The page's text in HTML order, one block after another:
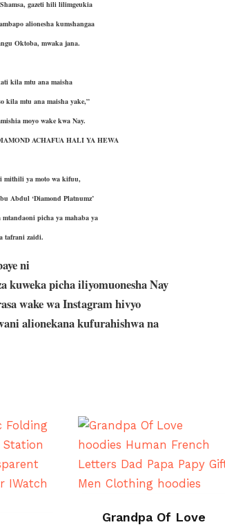
gazeti hili lilimgeukia
alionesha kumshangaa
Oktoba, mwaka jana.
kila mtu ana maisha
kila mtu ana maisha yake,”
moyo wake kwa Nay.
ACHAFUA HALI YA HEWA
mithili ya moto wa kifuu,
Abdul ‘Diamond Platnumz’
picha ya mahaba ya
tafrani zaidi.
ni
kuweka picha iliyomuonesha Nay
wake wa Instagram hivyo
alionekana kufurahishwa na
Grandpa Of Love